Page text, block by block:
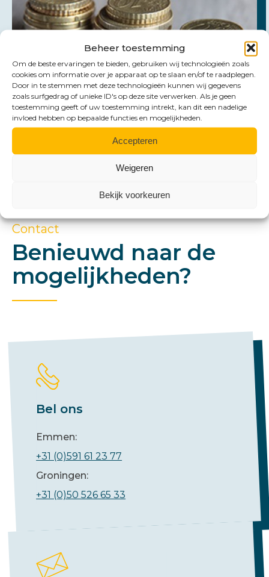
Beheer toestemming
Om de beste ervaringen te bieden, gebruiken wij technologieën zoals
cookies om informatie over je apparaat op te slaan en/of te raadplegen.
Door in te stemmen met deze technologieën kunnen wij gegevens
zoals surfgedrag of unieke ID's op deze site verwerken. Als je geen
toestemming geeft of uw toestemming intrekt, kan dit een nadelige
invloed hebben op bepaalde functies en mogelijkheden.
Accepteren
Weigeren
Bekijk voorkeuren
Contact
Benieuwd naar de
mogelijkheden?
Bel ons
Emmen:
+31 (0)591 61 23 77
Groningen:
+31 (0)50 526 65 33